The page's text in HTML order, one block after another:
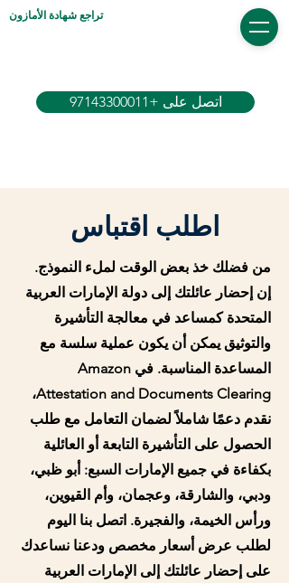
تراجع شهادة الأمازون
اتصل على +97143300011
اطلب اقتباس
من فضلك خذ بعض الوقت لملء النموذج.
إن إحضار عائلتك إلى دولة الإمارات العربية
المتحدة كمساعد في معالجة التأشيرة
والتوثيق يمكن أن يكون عملية سلسة مع
المساعدة المناسبة. في Amazon
Attestation and Documents Clearing،
نقدم دعمًا شاملاً لضمان التعامل مع طلب
الحصول على التأشيرة التابعة أو العائلية
بكفاءة في جميع الإمارات السبع: أبو ظبي،
ودبي، والشارقة، وعجمان، وأم القيوين،
ورأس الخيمة، والفجيرة. اتصل بنا اليوم
لطلب عرض أسعار مخصص ودعنا نساعدك
على إحضار عائلتك إلى الإمارات العربية